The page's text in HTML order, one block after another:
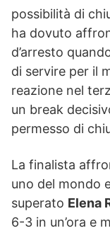
possibilità di
ha dovuto
d’arresto
di servire per il
reazione nel
un break
permesso di
La finalista
uno del mondo
superato Elena
6-3 in un’ora e